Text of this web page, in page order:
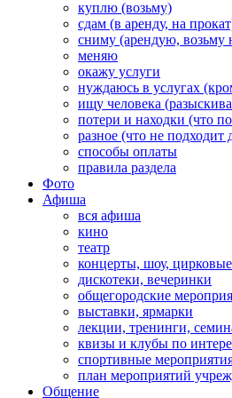
куплю (возьму)
сдам (в аренду, на
сниму (арендую, возьму
меняю
окажу услуги
нуждаюсь в услугах
ищу человека
потери и находки (что
разное (что не подходит
способы оплаты
правила раздела
Фото
Афиша
вся афиша
кино
театр
концерты, шоу,
дискотеки, вечеринки
общегородские
выставки, ярмарки
лекции, тренинги,
квизы и клубы по
спортивные
план мероприятий
Общение